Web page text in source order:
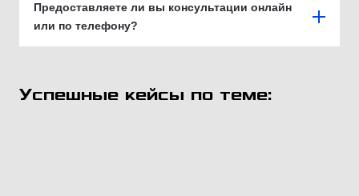
Предоставляете ли вы консультации онлайн
или по телефону?
Успешные кейсы по теме: